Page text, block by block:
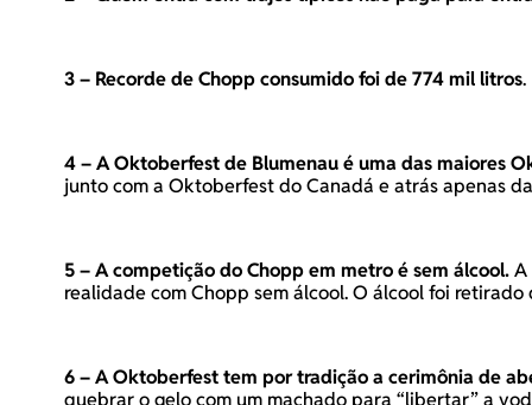
3 – Recorde de Chopp consumido foi de 774 mil litros.
4 – A Oktoberfest de Blumenau é uma das maiores
junto com a Oktoberfest do Canadá e atrás apenas
5 – A competição do Chopp em metro é sem álcool.A
realidade com Chopp sem álcool. O álcool foi
6 – A Oktoberfest tem por tradição a cerimônia de
quebrar o gelo com um machado para “libertar” a